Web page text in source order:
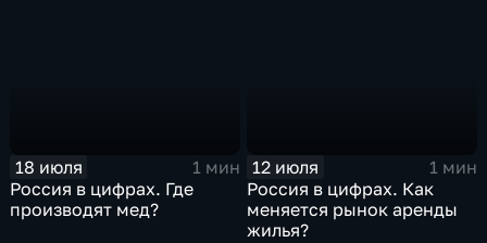
18 июля
1 мин
Россия в цифрах. Где
производят мед?
12 июля
1 мин
Россия в цифрах. Как
меняется рынок аренды
жилья?